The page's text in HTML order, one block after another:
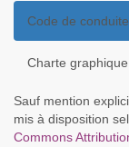
Code de conduite
Charte
Sauf mention
mis à disposition
Commons